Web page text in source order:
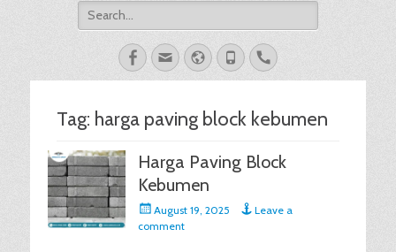
Search
for:
Facebook
EmailWebsite
PhoneHandset
Tag: harga paving block kebumen
Harga Paving Block
Kebumen
Posted
on
August 19, 2025
Leave a
comment